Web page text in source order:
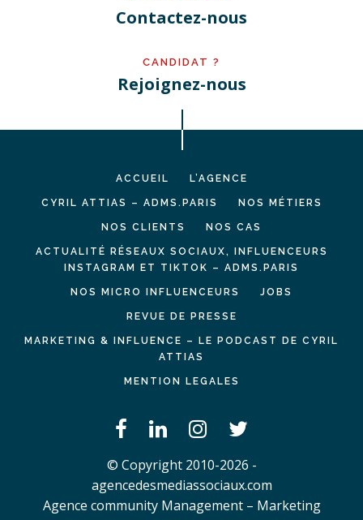
Contactez-nous
CANDIDAT ?
Rejoignez-nous
ACCUEIL L’AGENCE
CYRIL ATTIAS – ADMS.PARIS NOS MÉTIERS
NOS CLIENTS NOS CAS
ACTUALITÉ RÉSEAUX SOCIAUX, INFLUENCEURS
INSTAGRAM ET TIKTOK – ADMS.PARIS
NOS MICRO INFLUENCEURS JOBS
REVUE DE PRESSE
MARKETING & INFLUENCE – LE PODCAST DE CYRIL
ATTIAS
MENTION LEGALES
© Copyright 2010-2026 -
agencedesmediassociaux.com
Agence community Management – Marketing